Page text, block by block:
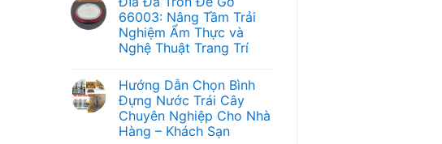
66003: Nâng Tầm Trải
Nghiệm Ẩm Thực và
Nghệ Thuật Trang Trí
bình
luận
ở
Đĩa
Đá
Tròn
Hướng Dẫn Chọn Bình
Đựng Nước Trái Cây
Chuyên Nghiệp Cho Nhà
Hàng – Khách Sạn